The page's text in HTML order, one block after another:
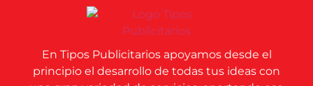
En Tipos Publicitarios apoyamos desde el
principio el desarrollo de todas tus ideas con